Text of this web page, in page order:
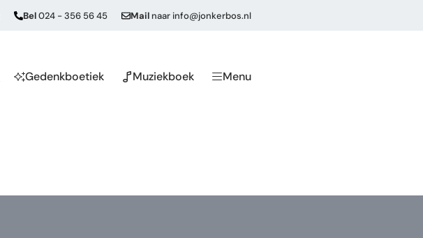
Bel024 - 356 56 45 Mail naarinfo@jonkerbos.nl
Gedenkboetiek Muziekboek Menu